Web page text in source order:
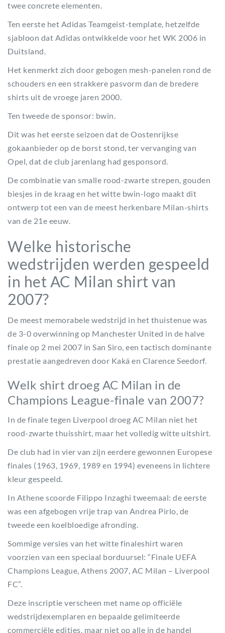
twee concrete elementen.
Ten eerste het Adidas Teamgeist-template, hetzelfde
sjabloon dat Adidas ontwikkelde voor het WK 2006 in
Duitsland.
Het kenmerkt zich door gebogen mesh-panelen rond de
schouders en een strakkere pasvorm dan de bredere
shirts uit de vroege jaren 2000.
Ten tweede de sponsor: bwin.
Dit was het eerste seizoen dat de Oostenrijkse
gokaanbieder op de borst stond, ter vervanging van
Opel, dat de club jarenlang had gesponsord.
De combinatie van smalle rood-zwarte strepen, gouden
biesjes in de kraag en het witte bwin-logo maakt dit
ontwerp tot een van de meest herkenbare Milan-shirts
van de 21e eeuw.
Welke historische
wedstrijden werden gespeeld
in het AC Milan shirt van
2007?
De meest memorabele wedstrijd in het thuistenue was
de 3-0 overwinning op Manchester United in de halve
finale op 2 mei 2007 in San Siro, een tactisch dominante
prestatie aangedreven door Kaká en Clarence Seedorf.
Welk shirt droeg AC Milan in de
Champions League-finale van 2007?
In de finale tegen Liverpool droeg AC Milan niet het
rood-zwarte thuisshirt, maar het volledig witte uitshirt.
De club had in vier van zijn eerdere gewonnen Europese
finales (1963, 1969, 1989 en 1994) eveneens in lichtere
kleur gespeeld.
In Athene scoorde Filippo Inzaghi tweemaal: de eerste
was een afgebogen vrije trap van Andrea Pirlo, de
tweede een koelbloedige afronding.
Sommige versies van het witte finaleshirt waren
voorzien van een speciaal borduursel: “Finale UEFA
Champions League, Athens 2007, AC Milan – Liverpool
FC”.
Deze inscriptie verscheen met name op officiële
wedstrijdexemplaren en bepaalde gelimiteerde
commerciële edities, maar niet op alle in de handel